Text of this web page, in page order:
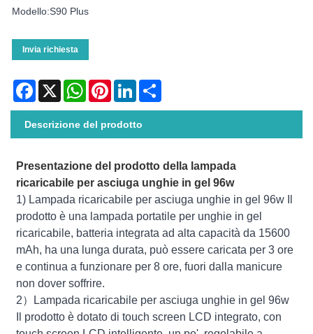
Modello:S90 Plus
Invia richiesta
Facebook
X WhatsAppPinterestLinkedIn
Descrizione del prodotto
Presentazione del prodotto della lampada
ricaricabile per asciuga unghie in gel 96w
1) Lampada ricaricabile per asciuga unghie in gel 96w Il
prodotto è una lampada portatile per unghie in gel
ricaricabile, batteria integrata ad alta capacità da 15600
mAh, ha una lunga durata, può essere caricata per 3 ore
e continua a funzionare per 8 ore, fuori dalla manicure
non dover soffrire.
2）Lampada ricaricabile per asciuga unghie in gel 96w
Il prodotto è dotato di touch screen LCD integrato, con